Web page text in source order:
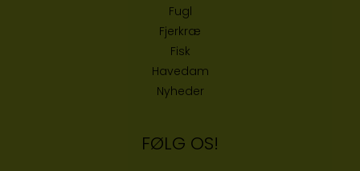
Fugl
Fjerkræ
Fisk
Havedam
Nyheder
FØLG OS!